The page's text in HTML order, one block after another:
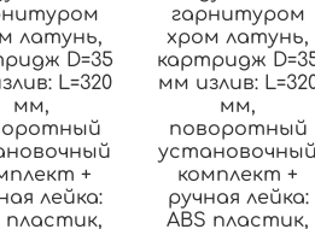
латунь,
D=35
L=320
мм,
+
лейка:
пластик,
гарнитуром
хром латунь,
картридж
мм излив:
мм,
поворотный
установочный
комплект +
ручная лейка:
ABS пластик,